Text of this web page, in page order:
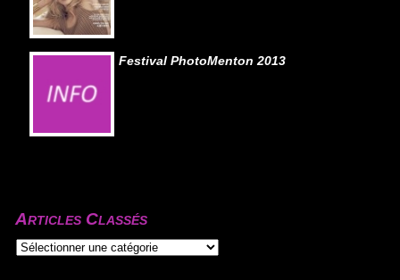
Festival PhotoMenton 2013
Articles Classés